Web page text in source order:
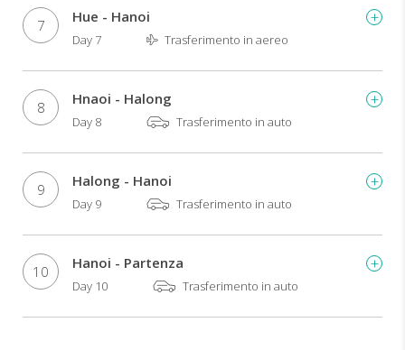
7 Hue - Hanoi
Day 7 Trasferimento in aereo
8 Hnaoi - Halong
Day 8 Trasferimento in auto
9 Halong - Hanoi
Day 9 Trasferimento in auto
10 Hanoi - Partenza
Day 10 Trasferimento in auto